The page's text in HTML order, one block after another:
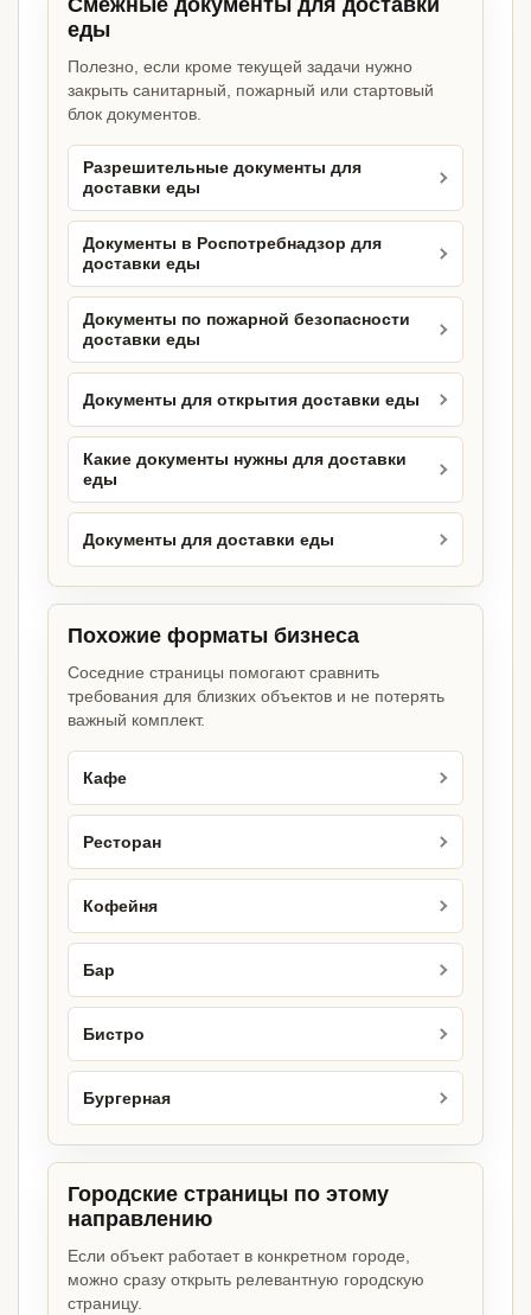
Смежные документы для доставки
еды
Полезно, если кроме текущей задачи нужно
закрыть санитарный, пожарный или стартовый
блок документов.
Разрешительные документы для
доставки еды
Документы в Роспотребнадзор для
доставки еды
Документы по пожарной безопасности
доставки еды
Документы для открытия доставки еды
Какие документы нужны для доставки
еды
Документы для доставки еды
Похожие форматы бизнеса
Соседние страницы помогают сравнить
требования для близких объектов и не потерять
важный комплект.
Кафе
Ресторан
Кофейня
Бар
Бистро
Бургерная
Городские страницы по этому
направлению
Если объект работает в конкретном городе,
можно сразу открыть релевантную городскую
страницу.